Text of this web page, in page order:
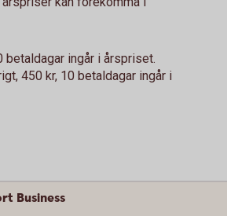
betaldagar ingår i årspriset.
450 kr, 10 betaldagar ingår i
Business